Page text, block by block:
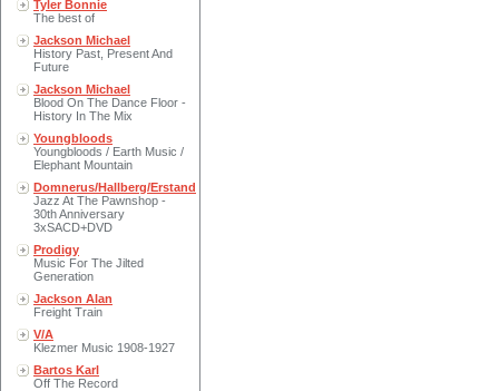
Tyler Bonnie
The best of
Jackson Michael
History Past, Present And
Future
Jackson Michael
Blood On The Dance Floor -
History In The Mix
Youngbloods
Youngbloods / Earth Music /
Elephant Mountain
Domnerus/Hallberg/Erstand
Jazz At The Pawnshop -
30th Anniversary
3xSACD+DVD
Prodigy
Music For The Jilted
Generation
Jackson Alan
Freight Train
V/A
Klezmer Music 1908-1927
Bartos Karl
Off The Record